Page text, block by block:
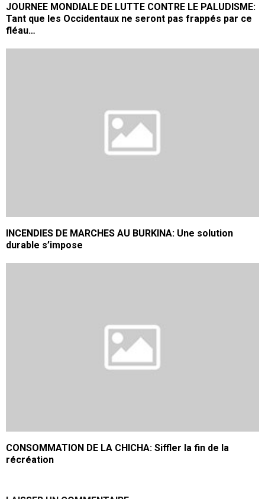
JOURNEE MONDIALE DE LUTTE CONTRE LE PALUDISME:
Tant que les Occidentaux ne seront pas frappés par ce
fléau…
INCENDIES DE MARCHES AU BURKINA: Une solution
durable s’impose
CONSOMMATION DE LA CHICHA: Siffler la fin de la
récréation